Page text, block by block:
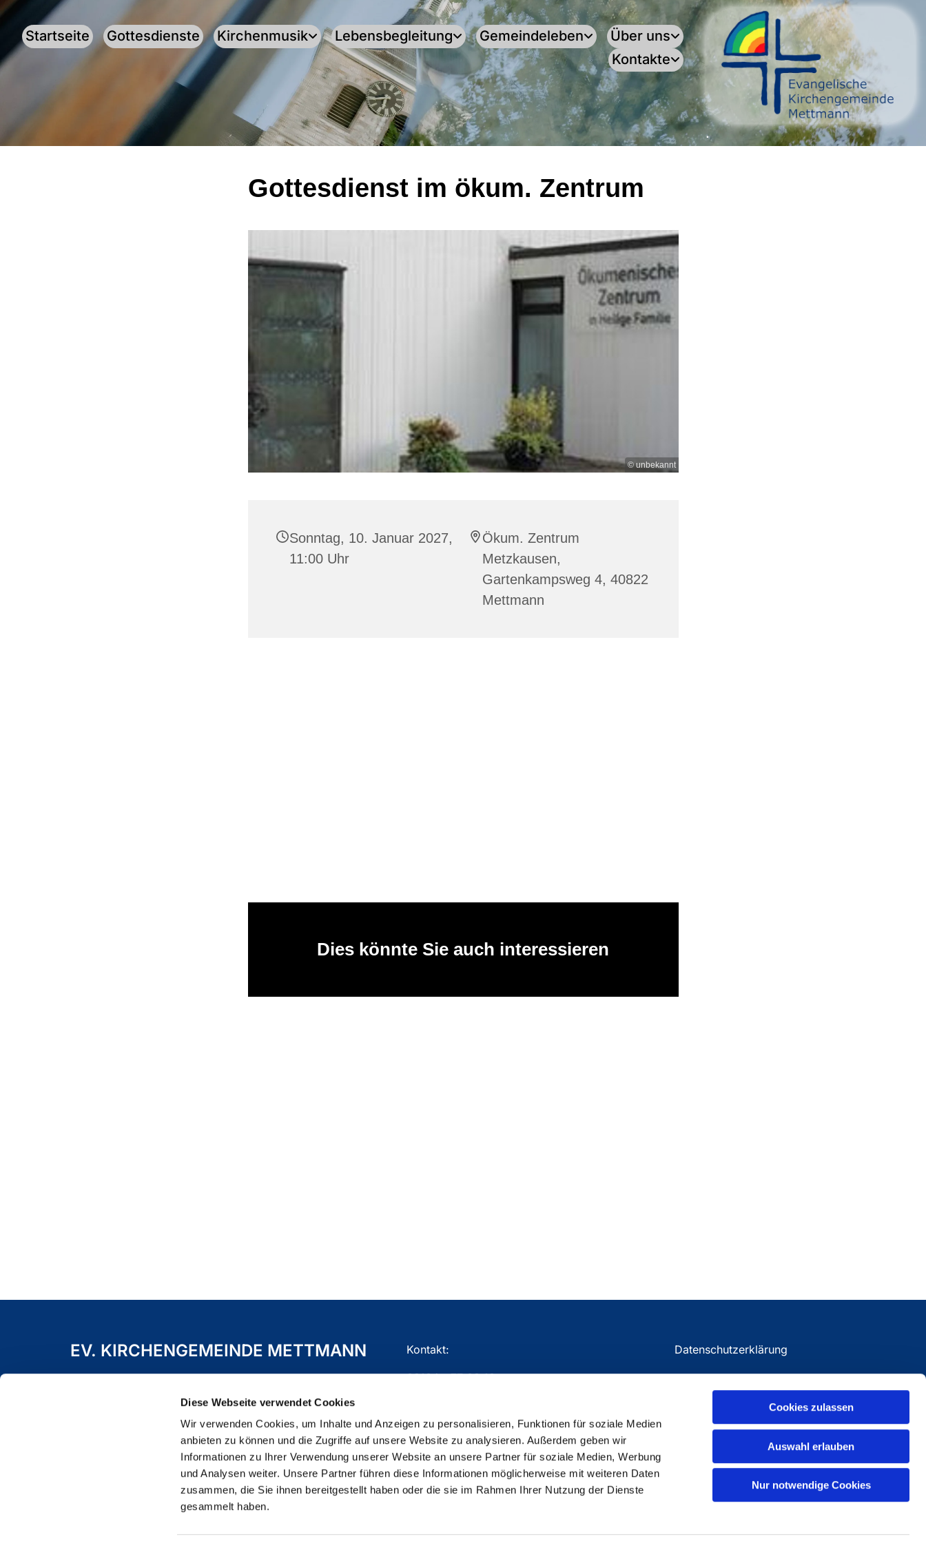
Diese Webseite verwendet Cookies
Wir verwenden Cookies, um Inhalte und Anzeigen zu personalisieren, Funktionen für soziale Medien
anbieten zu können und die Zugriffe auf unsere Website zu analysieren. Außerdem geben wir
Informationen zu Ihrer Verwendung unserer Website an unsere Partner für soziale Medien, Werbung
und Analysen weiter. Unsere Partner führen diese Informationen möglicherweise mit weiteren Daten
zusammen, die Sie ihnen bereitgestellt haben oder die sie im Rahmen Ihrer Nutzung der Dienste
gesammelt haben.
Cookies zulassen
Auswahl erlauben
Nur notwendige Cookies
Startseite Gottesdienste Kirchenmusik Lebensbegleitung Gemeindeleben
Über uns
Kontakte
.
Gottesdienst im ökum. Zentrum
© unbekannt
Sonntag, 10. Januar 2027,
11:00 Uhr
Ökum. Zentrum
Metzkausen,
Gartenkampsweg 4, 40822
Mettmann
Dies könnte Sie auch interessieren
EV. KIRCHENGEMEINDE METTMANN Kontakt:
02104 - 77 03 10
Datenschutzerklärung
Impressum
ChurchDesk-Login